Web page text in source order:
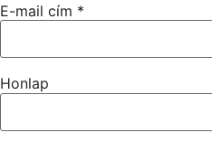
E-mail cím *
Honlap